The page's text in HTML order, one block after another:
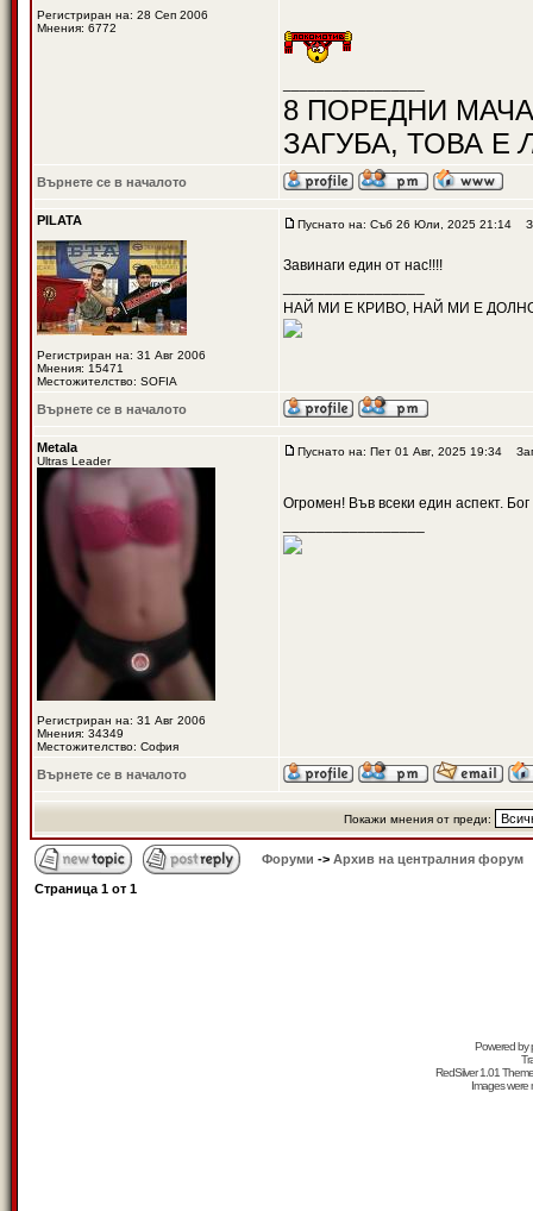
Регистриран на: 28 Сеп 2006
Мнения: 6772
8 ПОРЕДНИ
ЗАГУБА, ТОВА Е
Върнете се в началото
PILATA
Регистриран на: 31 Авг 2006
Мнения: 15471
Местожителство: SOFIA
Пуснато на: Съб 26 Юли, 2025 21:14
Завинаги един от нас!!!!
НАЙ МИ Е КРИВО, НАЙ МИ Е
Върнете се в началото
Metala
Ultras Leader
Регистриран на: 31 Авг 2006
Мнения: 34349
Местожителство: София
Пуснато на: Пет 01 Авг, 2025 19:34
Огромен! Във всеки един аспект.
Върнете се в началото
Покажи мнения от преди:
Форуми -> Архив на централния форум
Страница 1 от 1
Powered by
RedSilver 1.01
Images were